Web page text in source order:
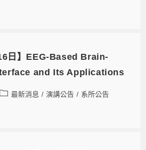
日】EEG-Based Brain-
and Its Applications
最新消息 / 演講公告 / 系所公告